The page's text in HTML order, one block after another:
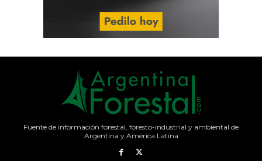
Fuente de información forestal, foresto-industrial y ambiental de
Argentina y América Latina